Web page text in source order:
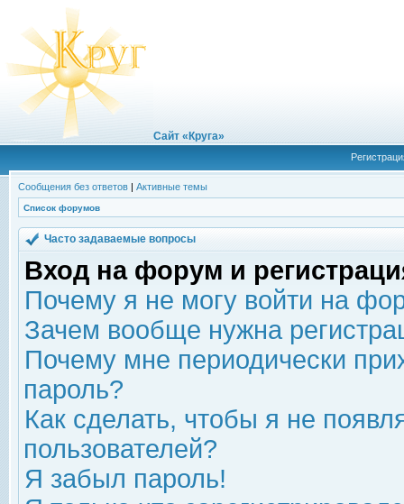
Сайт «Круга»
Сообщения без ответов | Активные темы
Список форумов
Часто задаваемые вопросы
Вход на форум и
Почему я не могу войти на
Зачем вообще нужна
Почему мне периодически
пароль?
Как сделать, чтобы я не
пользователей?
Я забыл пароль!